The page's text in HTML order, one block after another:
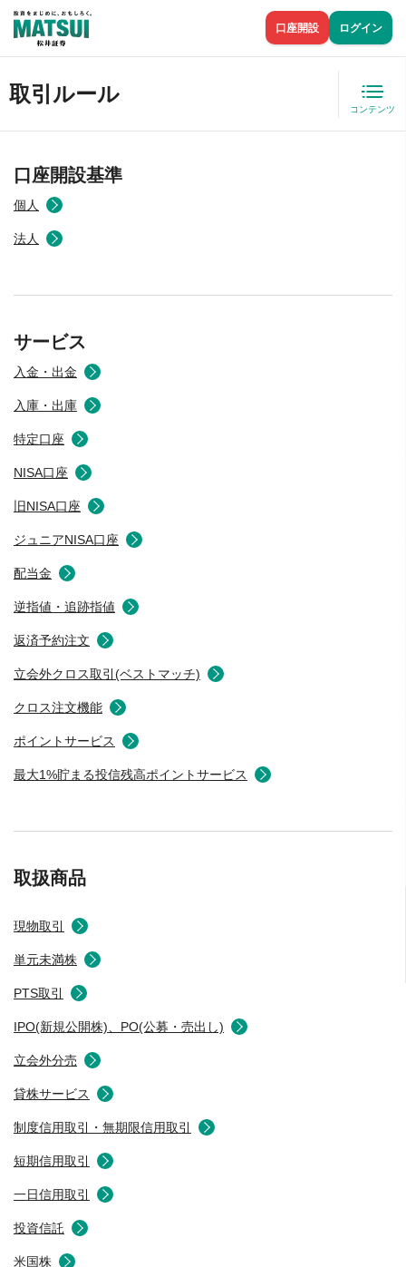
口座開設 ログイン
取引ルール
コンテンツ
口座開設基準
個人
法人
サービス
入金・出金
入庫・出庫
特定口座
NISA口座
旧NISA口座
ジュニアNISA口座
配当金
逆指値・追跡指値
返済予約注文
立会外クロス取引(ベストマッチ)
クロス注文機能
ポイントサービス
最大1%貯まる投信残高ポイントサービス
取扱商品
現物取引
単元未満株
PTS取引
IPO(新規公開株)、PO(公募・売出し)
立会外分売
貸株サービス
制度信用取引・無期限信用取引
短期信用取引
一日信用取引
投資信託
米国株